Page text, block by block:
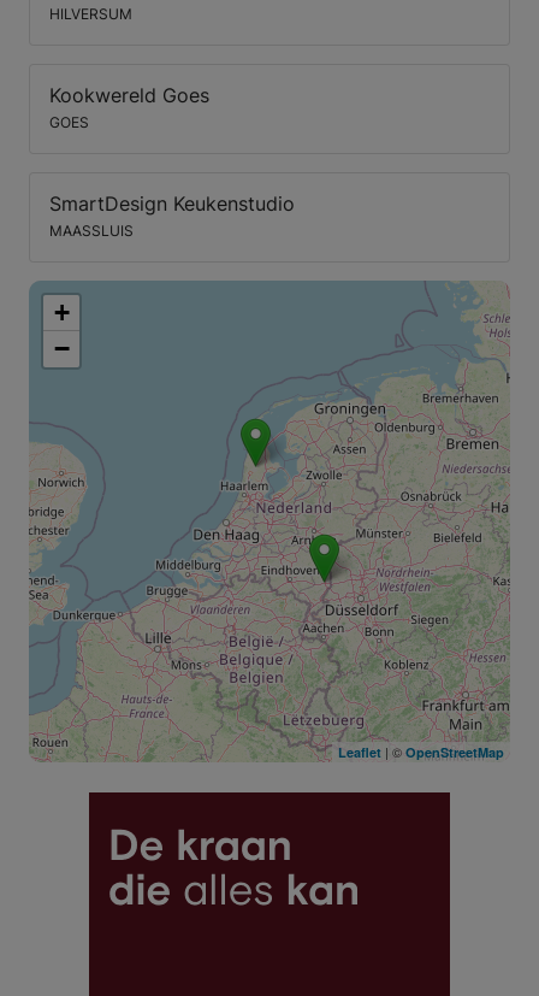
HILVERSUM
Kookwereld Goes
GOES
SmartDesign Keukenstudio
MAASSLUIS
+
−
Leaflet | © OpenStreetMap